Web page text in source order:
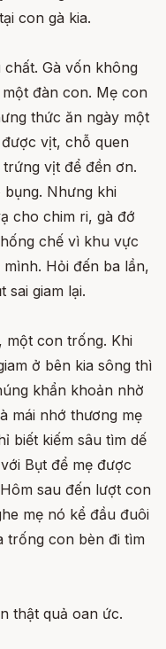
con gà kia.
Gà vốn không
đàn con. Mẹ con
thức ăn ngày một
vịt, chỗ quen
vịt để đền ơn.
Nhưng khi
cho chim ri, gà đớ
chế vì khu vực
Hỏi đến ba lần,
sai giam lại.
một con trống. Khi
ở bên kia sông thì
khẩn khoản nhờ
mái nhớ thương mẹ
biết kiếm sâu tìm dế
Bụt để mẹ được
sau đến lượt con
mẹ nó kể đầu đuôi
trống con bèn đi tìm
thật quả oan ức.